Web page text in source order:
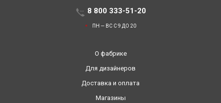
8 800 333-51-20
ПН — ВС С 9 ДО 20
О фабрике
Для дизайнеров
Доставка и оплата
Магазины